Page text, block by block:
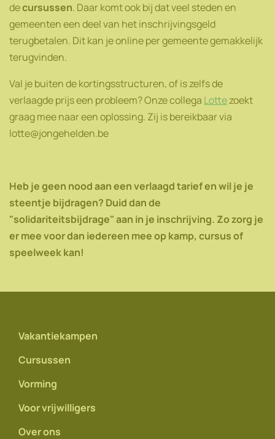
decursussen. Daar komt ook bij dat veel steden en
gemeenten een deel van het inschrijvingsgeld
terugbetalen. Dit kan je online per gemeente gemakkelijk
terugvinden.
Val je buiten de kortingsstructuren, of is zelfs de
verlaagde prijs een probleem? Onze collega Lottezoekt
graag mee naar een oplossing. Zij is bereikbaar via
lotte@jongehelden.be
Heb je geen nood aan een verlaagd tarief en wil je je
steentje bijdragen? Duid dan de
"solidariteitsbijdrage" aan in je inschrijving. Zo zorg je
er mee voor dan iedereen mee op kamp, cursus of
speelweek kan!
Vakantiekampen
Cursussen
Vorming
Voor vrijwilligers
Over ons